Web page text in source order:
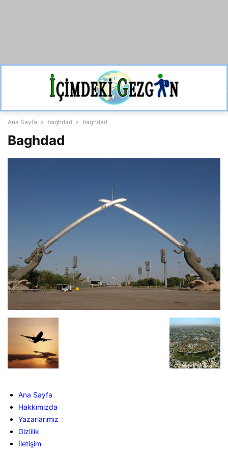
Ana Sayfa baghdad baghdad
Baghdad
Ana Sayfa
Hakkımızda
Yazarlarımız
Gizlilik
İletişim